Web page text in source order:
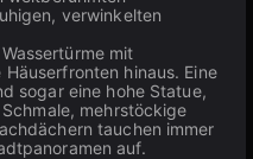
verwinkelten
mit
hinaus. Eine
sogar eine hohe Statue,
mehrstöckige
tauchen immer
auf.